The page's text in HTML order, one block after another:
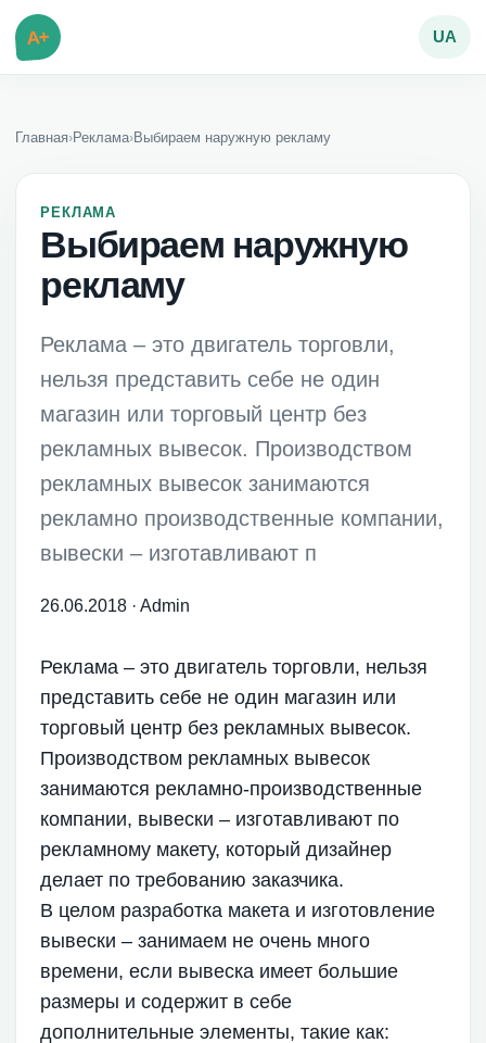
A+ UA
Главная›Реклама›Выбираем наружную рекламу
РЕКЛАМА
Выбираем наружную
рекламу
Реклама – это двигатель торговли,
нельзя представить себе не один
магазин или торговый центр без
рекламных вывесок. Производством
рекламных вывесок занимаются
рекламно производственные компании,
вывески – изготавливают п
26.06.2018 ·Admin
Реклама – это двигатель торговли, нельзя
представить себе не один магазин или
торговый центр без рекламных вывесок.
Производством рекламных вывесок
занимаются рекламно-производственные
компании, вывески – изготавливают по
рекламному макету, который дизайнер
делает по требованию заказчика.
В целом разработка макета и изготовление
вывески – занимаем не очень много
времени, если вывеска имеет большие
размеры и содержит в себе
дополнительные элементы, такие как: